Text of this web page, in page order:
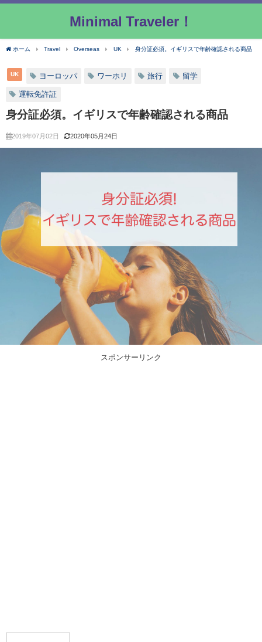
Minimal Traveler！
ホーム Travel Overseas UK 身分証必須。イギリスで年齢確認される商品
UK ヨーロッパ ワーホリ 旅行 留学
運転免許証
身分証必須。イギリスで年齢確認される商品
2019年07月02日 2020年05月24日
スポンサーリンク